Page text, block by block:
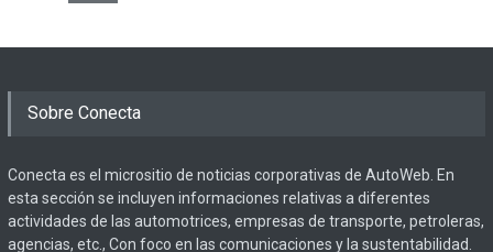
Sobre Conecta
Conecta es el micrositio de noticias corporativas de AutoWeb. En
esta sección se incluyen informaciones relativas a diferentes
actividades de las automotrices, empresas de transporte, petroleras,
agencias, etc., Con foco en las comunicaciones y la sustentabilidad.